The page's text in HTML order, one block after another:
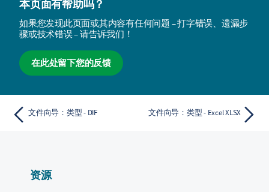
本页面有帮助吗？
如果您发现此页面或其内容有任何问题 – 打字错误、遗漏步
骤或技术错误 – 请告诉我们！
在此处留下您的反馈
文件向导：类型 - DIF 文件向导：类型 - Excel XLSX
资源